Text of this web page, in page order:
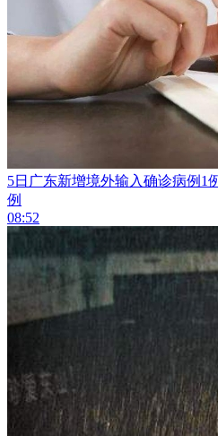
5日广东新增境外输入确诊病例1
例
08:52